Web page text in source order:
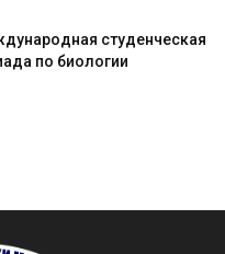
студенческая
по биологии